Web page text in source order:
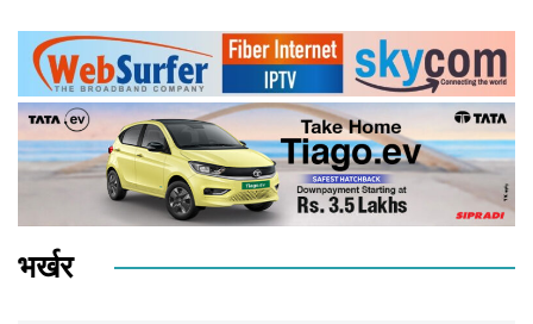
भर्खर